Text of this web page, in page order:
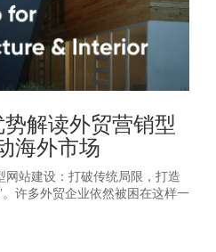
解读外贸营销型
海外市场
站建设：打破传统局限，打造
许多外贸企业依然被困在这样一